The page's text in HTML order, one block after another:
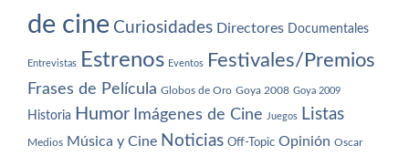
de cine Curiosidades Directores Documentales
Entrevistas Estrenos Eventos Festivales/Premios
Frases de Película Globos de Oro Goya 2008 Goya 2009
Historia Humor Imágenes de Cine Juegos Listas
Medios Música y Cine Noticias Off-Topic Opinión Oscar